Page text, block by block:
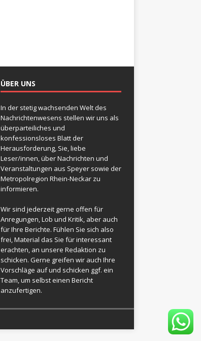
ÜBER UNS
In der stetig wachsenden Welt des
Nachrichtenwesens stellen wir uns als
überparteiliches und
konfessionsloses Blatt der
Herausforderung, Sie, liebe
Leser/innen, über Nachrichten und
Veranstaltungen aus Speyer sowie der
Metropolregion Rhein-Neckar zu
informieren.
Wir sind jederzeit gerne offen für
Anregungen, Lob und Kritik, aber auch
für Ihre Berichte. Fühlen Sie sich also
frei, Material das Sie für interessant
erachten, an unsere Redaktion zu
schicken. Gerne greifen wir auch Ihre
Vorschläge auf und schicken ggf. ein
Team, um selbst einen Bericht
anzufertigen.